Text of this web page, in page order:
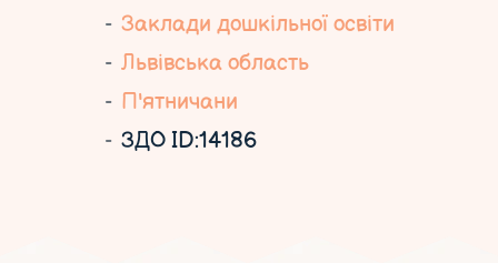
Заклади дошкільної освіти
Львівська область
П'ятничани
ЗДО ID:14186